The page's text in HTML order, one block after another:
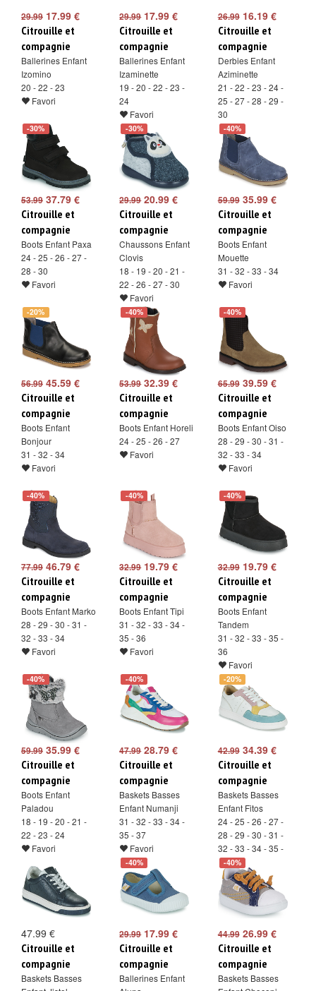
29.99 17.99 €
Citrouille et
compagnie
Ballerines Enfant
Izomino
20 - 22 - 23
Favori
29.9917.99 €
Citrouille et
compagnie
Ballerines Enfant
Izaminette
19 - 20 - 22 - 23 -
24
Favori
26.9916.19 €
Citrouille et
compagnie
Derbies Enfant
Aziminette
21 - 22 - 23 - 24 -
25 - 27 - 28 - 29 -
30
Favori
-30%
53.99 37.79 €
Citrouille et
compagnie
Boots Enfant Paxa
24 - 25 - 26 - 27 -
28 - 30
Favori
-30%
29.9920.99 €
Citrouille et
compagnie
Chaussons Enfant
Clovis
18 - 19 - 20 - 21 -
22 - 26 - 27 - 30
Favori
-40%
59.9935.99 €
Citrouille et
compagnie
Boots Enfant
Mouette
31 - 32 - 33 - 34
Favori
-20%
56.99 45.59 €
Citrouille et
compagnie
Boots Enfant
Bonjour
31 - 32 - 34
Favori
-40%
53.9932.39 €
Citrouille et
compagnie
Boots Enfant Horeli
24 - 25 - 26 - 27
Favori
-40%
65.9939.59 €
Citrouille et
compagnie
Boots Enfant Oiso
28 - 29 - 30 - 31 -
32 - 33 - 34
Favori
-40%
77.99 46.79 €
Citrouille et
compagnie
Boots Enfant Marko
28 - 29 - 30 - 31 -
32 - 33 - 34
Favori
-40%
32.9919.79 €
Citrouille et
compagnie
Boots Enfant Tipi
31 - 32 - 33 - 34 -
35 - 36
Favori
-40%
32.9919.79 €
Citrouille et
compagnie
Boots Enfant
Tandem
31 - 32 - 33 - 35 -
36
Favori
-40%
59.99 35.99 €
Citrouille et
compagnie
Boots Enfant
Paladou
18 - 19 - 20 - 21 -
22 - 23 - 24
Favori
-40%
47.9928.79 €
Citrouille et
compagnie
Baskets Basses
Enfant Numanji
31 - 32 - 33 - 34 -
35 - 37
Favori
-20%
42.9934.39 €
Citrouille et
compagnie
Baskets Basses
Enfant Fitos
24 - 25 - 26 - 27 -
28 - 29 - 30 - 31 -
32 - 33 - 34 - 35 -
36 - 37 - 38
Favori
47.99 €
Citrouille et
compagnie
Baskets Basses
-40%
29.9917.99 €
Citrouille et
compagnie
Ballerines Enfant
-40%
44.9926.99 €
Citrouille et
compagnie
Baskets Basses